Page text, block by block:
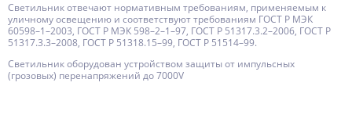
Светильник отвечают нормативным требованиям, применяемым к
уличному освещению и соответствуют требованиям ГОСТ Р МЭК
60598–1–2003, ГОСТ Р МЭК 598–2–1–97, ГОСТ Р 51317.3.2–2006, ГОСТ Р
51317.3.3–2008, ГОСТ Р 51318.15–99, ГОСТ Р 51514–99.
Светильник оборудован устройством защиты от импульсных
(грозовых) перенапряжений до 7000V